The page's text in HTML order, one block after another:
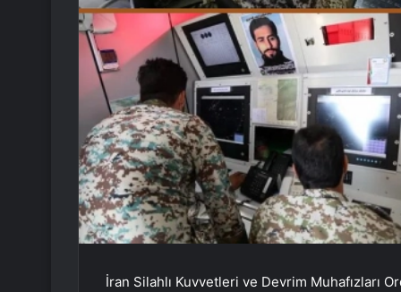
İran Silahlı Kuvvetleri ve Devrim Muhafızları